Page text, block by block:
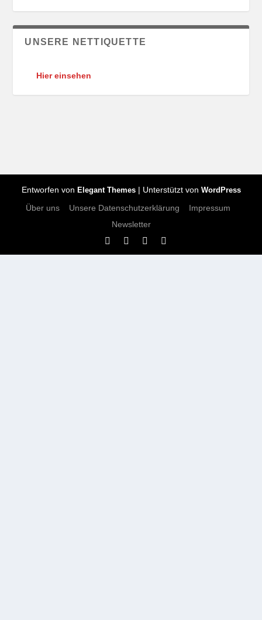
UNSERE NETTIQUETTE
Hier einsehen
Entworfen von Elegant Themes| Unterstützt von WordPress
Über uns Unsere Datenschutzerklärung
Impressum
Newsletter